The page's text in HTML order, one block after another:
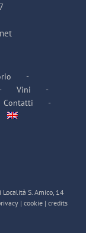
Vini
Contatti
S. Amico, 14
| cookie | credits